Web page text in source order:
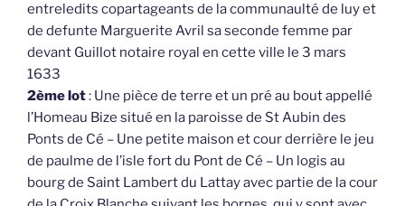
entreledits copartageants de la communaulté de luy et
de defunte Marguerite Avril sa seconde femme par
devant Guillot notaire royal en cette ville le 3 mars
1633
2ème lot: Une pièce de terre et un pré au bout appellé
l’Homeau Bize situé en la paroisse de St Aubin des
Ponts de Cé – Une petite maison et cour derrière le jeu
de paulme de l’isle fort du Pont de Cé – Un logis au
bourg de Saint Lambert du Lattay avec partie de la cour